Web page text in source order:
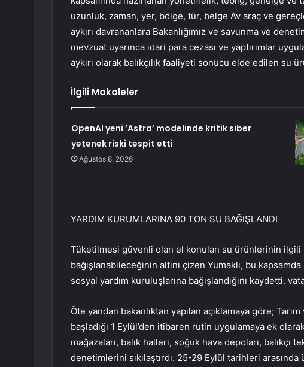
uzunluk, zaman, yer, bölge, tür, belge Av araç ve
aykırı davrananlara Bakanlığımız ve savunma ve
mevzuat uyarınca idari para cezası ve yaptırımlar
aykırı olarak balıkçılık faaliyeti sonucu elde edilen su
İlgili Makaleler
OpenAI yeni ’Astra’ modelinde kritik siber
yetenek riski tespit etti
Ağustos 8, 2026
YARDIM KURUMLARINA 90 TON SU BAĞIŞLANDI
Tüketilmesi güvenli olan el konulan su ürünlerinin ilgili
bağışlanabileceğinin altını çizen Yumaklı, bu
sosyal yardım kuruluşlarına bağışlandığını kaydetti.
Öte yandan bakanlıktan yapılan açıklamaya göre;
başladığı 1 Eylül’den itibaren rutin uygulamaya ek
mağazaları, balık halleri, soğuk hava depoları, balıkçı
denetimlerini sıkılaştırdı. 25-29 Eylül tarihleri